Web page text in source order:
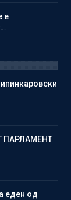
е
ПАРЛАМЕНТ
еден од